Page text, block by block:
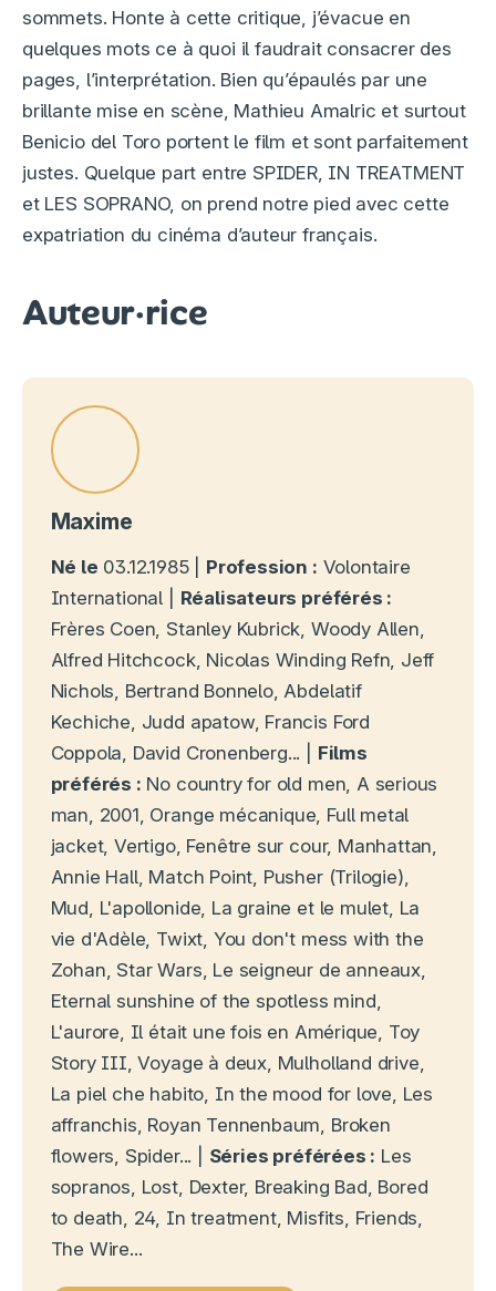
sommets. Honte à cette critique, j’évacue en
quelques mots ce à quoi il faudrait consacrer des
pages, l’interprétation. Bien qu’épaulés par une
brillante mise en scène, Mathieu Amalric et surtout
Benicio del Toro portent le film et sont parfaitement
justes. Quelque part entre SPIDER, IN TREATMENT
et LES SOPRANO, on prend notre pied avec cette
expatriation du cinéma d’auteur français.
Auteur·rice
Maxime
Né le 03.12.1985 | Profession : Volontaire
International | Réalisateurs préférés :
Frères Coen, Stanley Kubrick, Woody Allen,
Alfred Hitchcock, Nicolas Winding Refn, Jeff
Nichols, Bertrand Bonnelo, Abdelatif
Kechiche, Judd apatow, Francis Ford
Coppola, David Cronenberg... | Films
préférés : No country for old men, A serious
man, 2001, Orange mécanique, Full metal
jacket, Vertigo, Fenêtre sur cour, Manhattan,
Annie Hall, Match Point, Pusher (Trilogie),
Mud, L'apollonide, La graine et le mulet, La
vie d'Adèle, Twixt, You don't mess with the
Zohan, Star Wars, Le seigneur de anneaux,
Eternal sunshine of the spotless mind,
L'aurore, Il était une fois en Amérique, Toy
Story III, Voyage à deux, Mulholland drive,
La piel che habito, In the mood for love, Les
affranchis, Royan Tennenbaum, Broken
flowers, Spider... | Séries préférées : Les
sopranos, Lost, Dexter, Breaking Bad, Bored
to death, 24, In treatment, Misfits, Friends,
The Wire...